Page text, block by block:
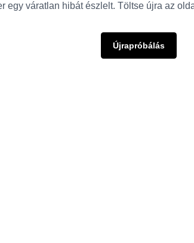
egy váratlan hibát észlelt. Töltse újra az
Újrapróbálás